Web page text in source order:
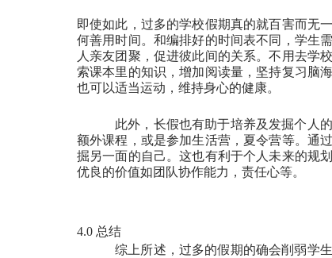
即使如此，过多的学校假期真的就百害而无
何善用时间。和编排好的时间表不同，学生
人亲友团聚，促进彼此间的关系。不用去学
索课本里的知识，增加阅读量，坚持复习脑
也可以适当运动，维持身心的健康。
此外，长假也有助于培养及发掘个人
额外课程，或是参加生活营，夏令营等。通
掘另一面的自己。这也有利于个人未来的规
优良的价值如团队协作能力，责任心等。
4.0 总结
综上所述，过多的假期的确会削弱学